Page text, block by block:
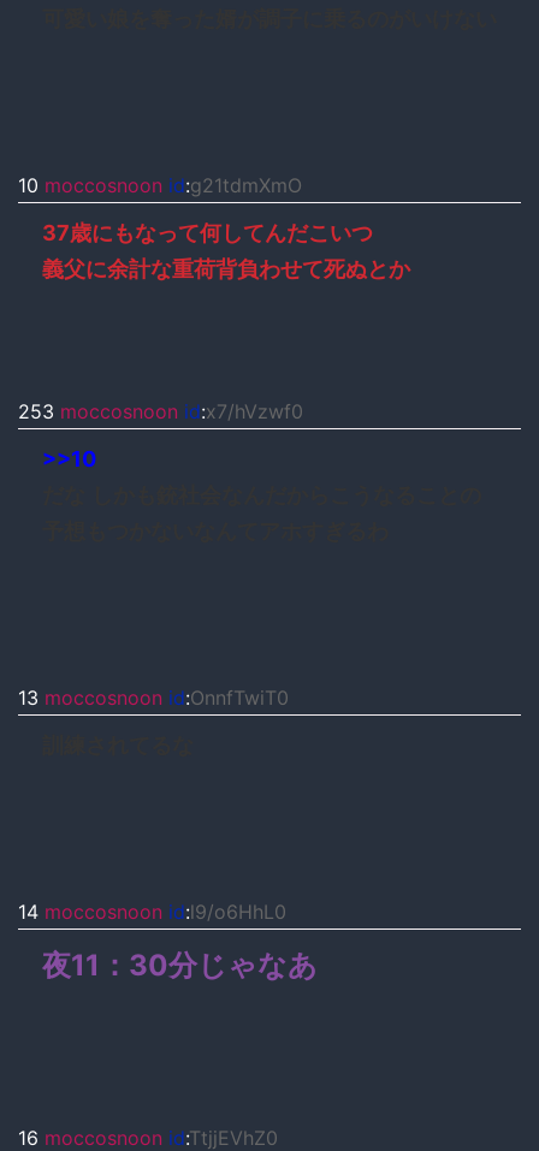
10 moccosnoon id:g21tdmXmO
37歳にもなって何してんだこいつ
義父に余計な重荷背負わせて死ぬとか
253 moccosnoon id:x7/hVzwf0
>>10
13 moccosnoon id:OnnfTwiT0
14 moccosnoon id:l9/o6HhL0
夜11：30分じゃなあ
16 moccosnoon id:TtjjEVhZ0